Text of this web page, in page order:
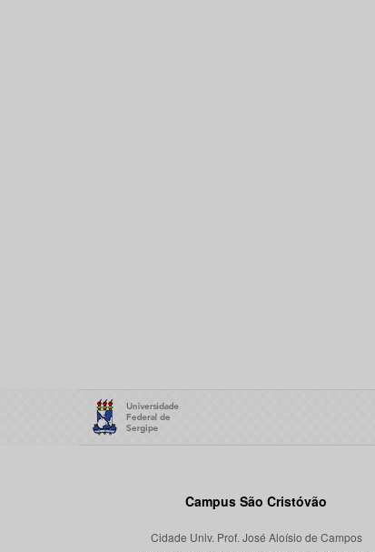
Campus São Cristóvão
Cidade Univ. Prof. José Aloísio de Campos